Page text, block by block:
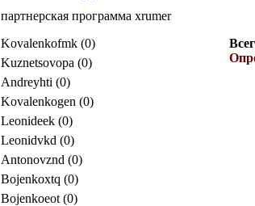
партнерская программа xrumer
Kovalenkofmk (0)
Kuznetsovopa (0)
Andreyhti (0)
Kovalenkogen (0)
Leonideek (0)
Leonidvkd (0)
Antonovznd (0)
Bojenkoxtq (0)
Bojenkoeot (0)